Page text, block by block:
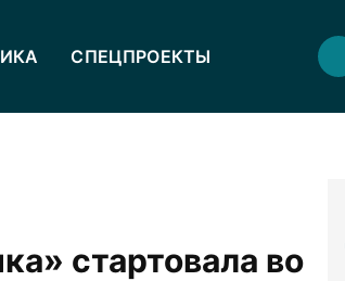
СПЕЦПРОЕКТЫ
стартовала во